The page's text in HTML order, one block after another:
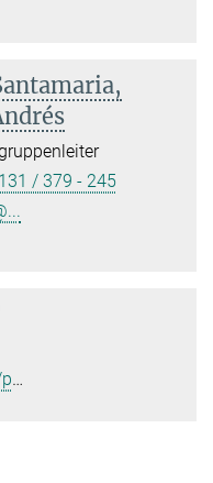
/ 379 - 245